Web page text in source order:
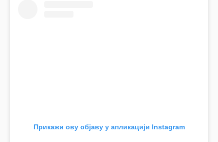
Прикажи ову објаву у апликацији Instagram